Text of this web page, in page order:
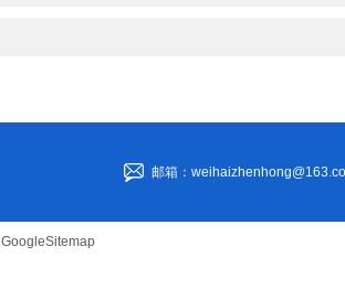
邮箱：
GoogleSitemap